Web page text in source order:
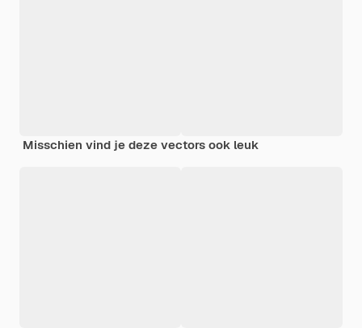
Misschien vind je deze vectors ook leuk